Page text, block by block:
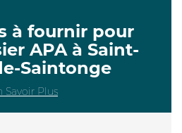
à fournir pour
APA à Saint-
Saintonge
Savoir Plus